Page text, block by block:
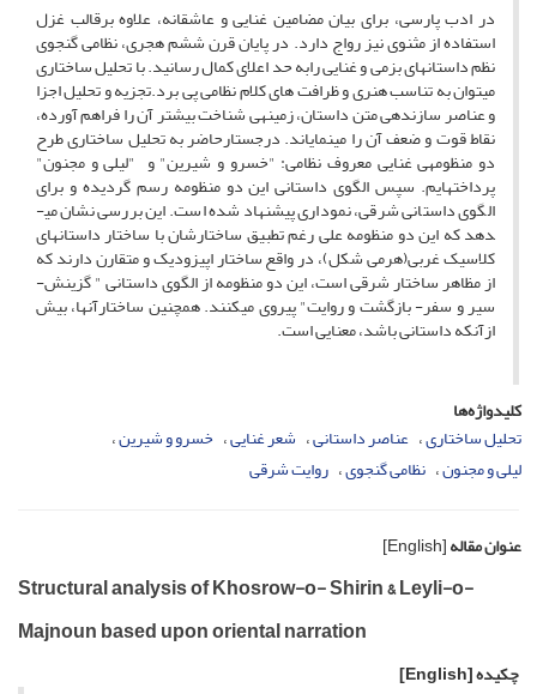
در ادب پارسی، برای بیان مضامین غنایی و عاشقانه، علاوه برقالب غزل
استفاده از مثنوی نیز رواج دارد. در پایان قرن ششم هجری، نظامی گنجوی
نظم داستان­های بزمی و غنایی رابه حد اعلای کمال رسانید. با تحلیل ساختاری
می­توان به تناسب هنری و ظرافت های کلام نظامی پی برد.تجزیه و تحلیل اجزا
و عناصر سازنده­ی متن داستان، زمینه­ی شناخت بیشتر آن را فراهم ­آورده،
نقاط قوت و ضعف آن را می­نمایاند. درجستارحاضر به تحلیل ساختاری طرح
دو منظومه­ی غنایی معروف نظامی: "خسرو و شیرین" و "لیلی و مجنون"
پرداخته­ایم. سپس الگوی داستانی این دو منظومه رسم گردیده و برای
الگوی داستانی شرقی، نموداری پیشنهاد شده است. این بررسی نشان می­
دهد که این دو منظومه علی رغم تطبیق ساختارشان با ساختار داستان­های
کلاسیک غربی(هرمی شکل)، در واقع ساختار اپیزودیک و متقارن دارند که
از مظاهر ساختار شرقی است، این دو منظومه از الگوی داستانی " گزینش-
سیر و سفر- بازگشت و روایت" پیروی می­کنند. همچنین ساختارآنها، بیش
ازآنکه داستانی باشد، معنایی است.
کلیدواژه‌ها
تحلیل ساختاری عناصر داستانی شعر غنایی خسرو و شیرین
لیلی و مجنون نظامی گنجوی روایت شرقی
عنوان مقاله[English]
Structural analysis of Khosrow-o- Shirin & Leyli-o-
Majnoun based upon oriental narration
چکیده[English]